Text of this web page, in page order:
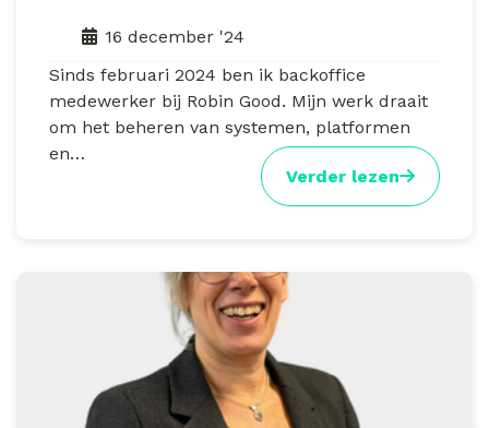
16 december '24
Sinds februari 2024 ben ik backoffice
medewerker bij Robin Good. Mijn werk draait
om het beheren van systemen, platformen
en…
Verder lezen